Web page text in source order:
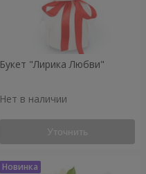
Букет "Лирика Любви"
Нет в наличии
Уточнить